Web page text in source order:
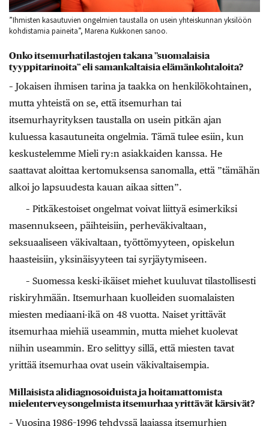
”Ihmisten kasautuvien ongelmien taustalla on usein yhteiskunnan yksilöön
kohdistamia paineita”, Marena Kukkonen sanoo.
Onko itsemurhatilastojen takana ”suomalaisia
tyyppitarinoita” eli samankaltaisia elämänkohtaloita?
– Jokaisen ihmisen tarina ja taakka on henkilökohtainen,
mutta yhteistä on se, että itsemurhan tai
itsemurhayrityksen taustalla on usein pitkän ajan
kuluessa kasautuneita ongelmia. Tämä tulee esiin, kun
keskustelemme Mieli ry:n asiakkaiden kanssa. He
saattavat aloittaa kertomuksensa sanomalla, että ”tämähän
alkoi jo lapsuudesta kauan aikaa sitten”.
– Pitkäkestoiset ongelmat voivat liittyä esimerkiksi
masennukseen, päihteisiin, perheväkivaltaan,
seksuaaliseen väkivaltaan, työttömyyteen, opiskelun
haasteisiin, yksinäisyyteen tai syrjäytymiseen.
– Suomessa keski-ikäiset miehet kuuluvat tilastollisesti
riskiryhmään. Itsemurhaan kuolleiden suomalaisten
miesten mediaani-ikä on 48 vuotta. Naiset yrittävät
itsemurhaa miehiä useammin, mutta miehet kuolevat
niihin useammin. Ero selittyy sillä, että miesten tavat
yrittää itsemurhaa ovat usein väkivaltaisempia.
Millaisista alidiagnosoiduista ja hoitamattomista
mielenterveysongelmista itsemurhaa yrittävät kärsivät?
– Vuosina 1986–1996 tehdyssä laajassa itsemurhien